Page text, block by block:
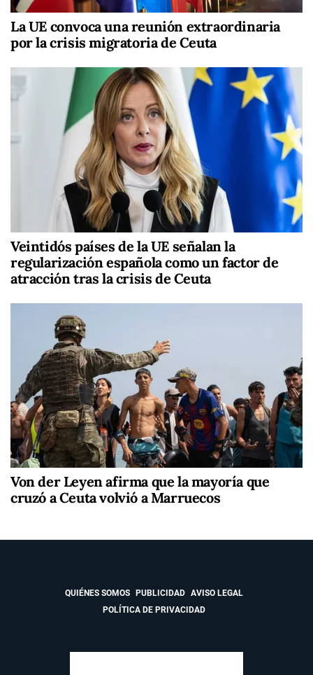
La UE convoca una reunión extraordinaria
por la crisis migratoria de Ceuta
Veintidós países de la UE señalan la
regularización española como un factor de
atracción tras la crisis de Ceuta
Von der Leyen afirma que la mayoría que
cruzó a Ceuta volvió a Marruecos
QUIÉNES SOMOS PUBLICIDAD
AVISO LEGAL
POLÍTICA DE PRIVACIDAD